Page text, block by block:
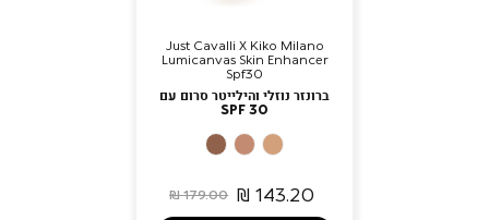
Just Cavalli X Kiko Milano
Lumicanvas Skin Enhancer
Spf30
ברונזר נוזלי והילייטר סרום עם
SPF 30
02
Glow
03
Amber
04
Fever
143.20 ₪
179.00 ₪